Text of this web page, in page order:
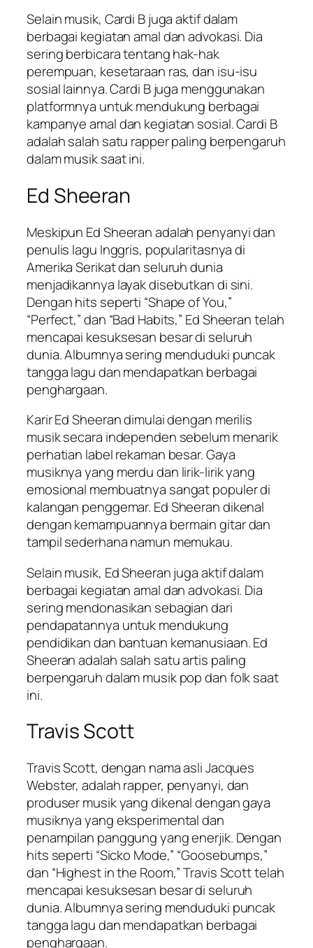
Selain musik, Cardi B juga aktif dalam
berbagai kegiatan amal dan advokasi. Dia
sering berbicara tentang hak-hak
perempuan, kesetaraan ras, dan isu-isu
sosial lainnya. Cardi B juga menggunakan
platformnya untuk mendukung berbagai
kampanye amal dan kegiatan sosial. Cardi B
adalah salah satu rapper paling berpengaruh
dalam musik saat ini.
Ed Sheeran
Meskipun Ed Sheeran adalah penyanyi dan
penulis lagu Inggris, popularitasnya di
Amerika Serikat dan seluruh dunia
menjadikannya layak disebutkan di sini.
Dengan hits seperti “Shape of You,”
“Perfect,” dan “Bad Habits,” Ed Sheeran telah
mencapai kesuksesan besar di seluruh
dunia. Albumnya sering menduduki puncak
tangga lagu dan mendapatkan berbagai
penghargaan.
Karir Ed Sheeran dimulai dengan merilis
musik secara independen sebelum menarik
perhatian label rekaman besar. Gaya
musiknya yang merdu dan lirik-lirik yang
emosional membuatnya sangat populer di
kalangan penggemar. Ed Sheeran dikenal
dengan kemampuannya bermain gitar dan
tampil sederhana namun memukau.
Selain musik, Ed Sheeran juga aktif dalam
berbagai kegiatan amal dan advokasi. Dia
sering mendonasikan sebagian dari
pendapatannya untuk mendukung
pendidikan dan bantuan kemanusiaan. Ed
Sheeran adalah salah satu artis paling
berpengaruh dalam musik pop dan folk saat
ini.
Travis Scott
Travis Scott, dengan nama asli Jacques
Webster, adalah rapper, penyanyi, dan
produser musik yang dikenal dengan gaya
musiknya yang eksperimental dan
penampilan panggung yang enerjik. Dengan
hits seperti “Sicko Mode,” “Goosebumps,”
dan “Highest in the Room,” Travis Scott telah
mencapai kesuksesan besar di seluruh
dunia. Albumnya sering menduduki puncak
tangga lagu dan mendapatkan berbagai
penghargaan.